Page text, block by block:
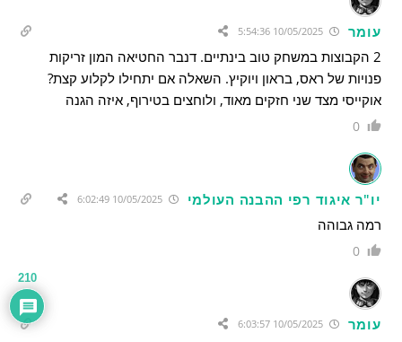
עומר 10/05/2025 5:54:36
2 הקבוצות במשחק טוב בינתיים. דנבר החטיאה המון זריקות
פנויות של ראס, בראון ויוקיץ. השאלה אם יתחילו לקלוע קצת?
אוקייסי מצד שני חזקים מאוד, ולוחצים בטירוף, איזה הגנה
0
יו"ר איגוד רפי ההבנה העולמי 10/05/2025 6:02:49
רמה גבוהה
0
עומר 10/05/2025 6:03:57
210